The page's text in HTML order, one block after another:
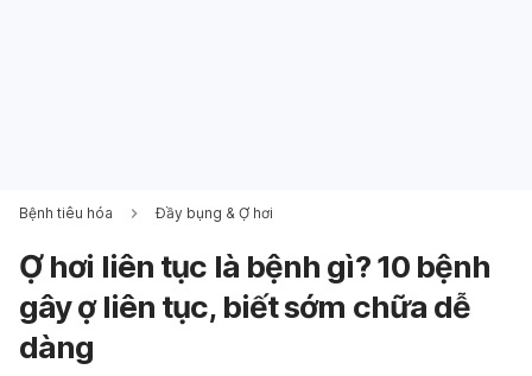
Bệnh tiêu hóa Đầy bụng & Ợ hơi
Ợ hơi liên tục là bệnh gì? 10 bệnh
gây ợ liên tục, biết sớm chữa dễ
dàng